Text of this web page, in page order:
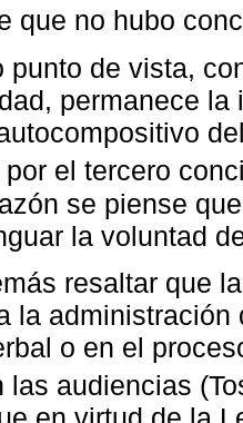
que no hubo
punto de vista,
permanece
el tercero
se piense
la voluntad
resaltar que
la
o en el
las audiencias